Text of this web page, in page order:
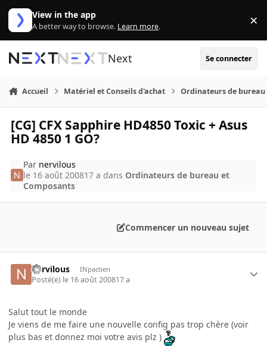
Aller au contenu
View in the app
A better way to browse. Learn more. ×
Next Se connecter
Accueil Matériel et Conseils d'achat Ordinateurs de bureau
[CG] CFX Sapphire HD4850 Toxic + Asus
HD 4850 1 GO?
Par nervilous
le 16 août 200817 a dans Ordinateurs de bureau et
Composants
Commencer un nouveau sujet
nervilous INpactien
Posté(e) le 16 août 200817 a
Salut tout le monde
Je viens de me faire une nouvelle config pas trop chère (voir
plus bas et donnez moi votre avis plz )